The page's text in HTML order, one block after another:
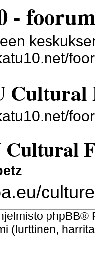
-
Cultural
Cultural
phpBB®
(lurttinen,